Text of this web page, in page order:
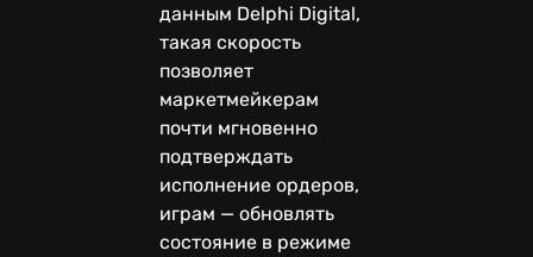
данным Delphi Digital,
такая скорость
позволяет
маркетмейкерам
почти мгновенно
подтверждать
исполнение ордеров,
играм — обновлять
состояние в режиме